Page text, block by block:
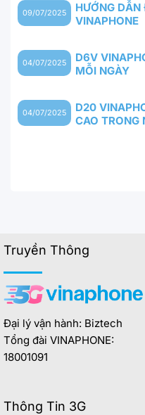
HƯỚNG
VINAPHONE
09/07/2025
D6V
MỖI NGÀY
04/07/2025
D20
CAO TRONG
04/07/2025
Truyền Thông
Đại lý vận hành: Biztech
Tổng đài VINAPHONE:
18001091
Thông Tin 3G